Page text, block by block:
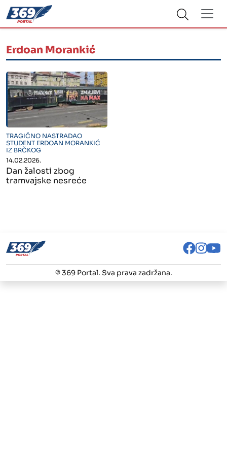
Erdoan Morankić
" alt="">
TRAGIČNO NASTRADAO
STUDENT ERDOAN MORANKIĆ
IZ BRČKOG
14.02.2026.
Dan žalosti zbog
tramvajske nesreće
© 369 Portal. Sva prava zadržana.